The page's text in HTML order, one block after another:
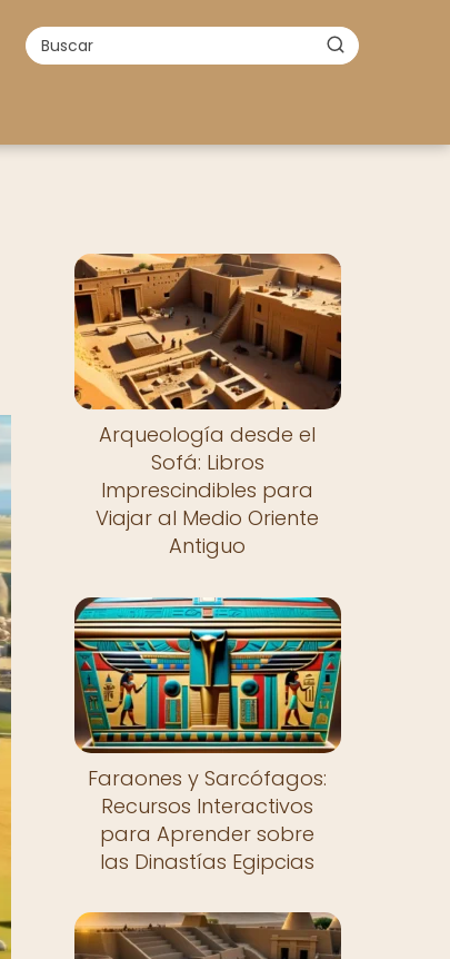
Arqueología desde el
Sofá: Libros
Imprescindibles para
Viajar al Medio Oriente
Antiguo
Faraones y Sarcófagos:
Recursos Interactivos
para Aprender sobre
las Dinastías Egipcias